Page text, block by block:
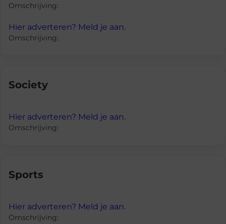
Omschrijving:
Hier adverteren? Meld je aan.
Omschrijving:
Society
Hier adverteren? Meld je aan.
Omschrijving:
Sports
Hier adverteren? Meld je aan.
Omschrijving: